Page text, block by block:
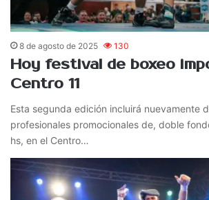
8 de agosto de 2025 130
Hoy festival de boxeo
Centro 11
Esta segunda edición incluirá nuevamente
profesionales promocionales de, doble
hs, en el Centro…